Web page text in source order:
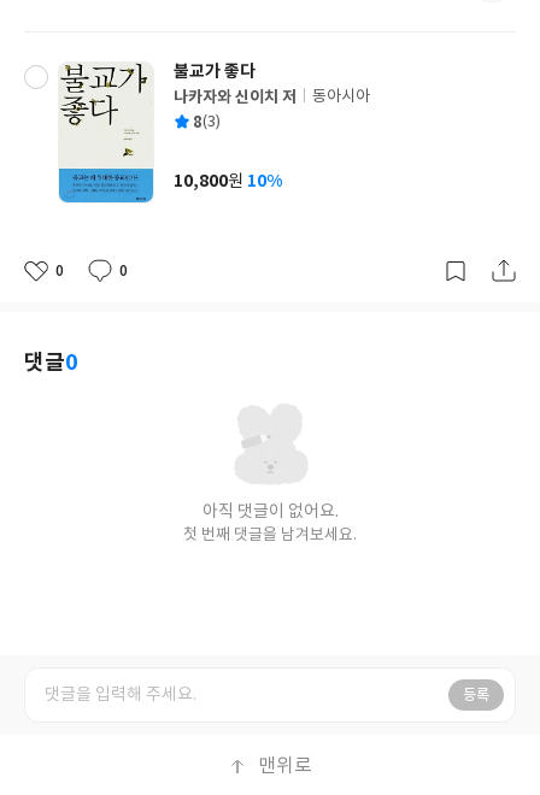
불교가 좋다
글
쓴
나카자와 신이치 저
출
사
동아시아
평 8(3)
가
10,800원 10%
좋
0
댓
0
작
댓글0
아직 댓글이 없어요.
첫 번째 댓글을 남겨보세요.
등록
맨위로